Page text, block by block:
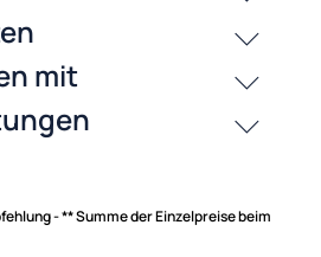
- ** Summe der Einzelpreise beim